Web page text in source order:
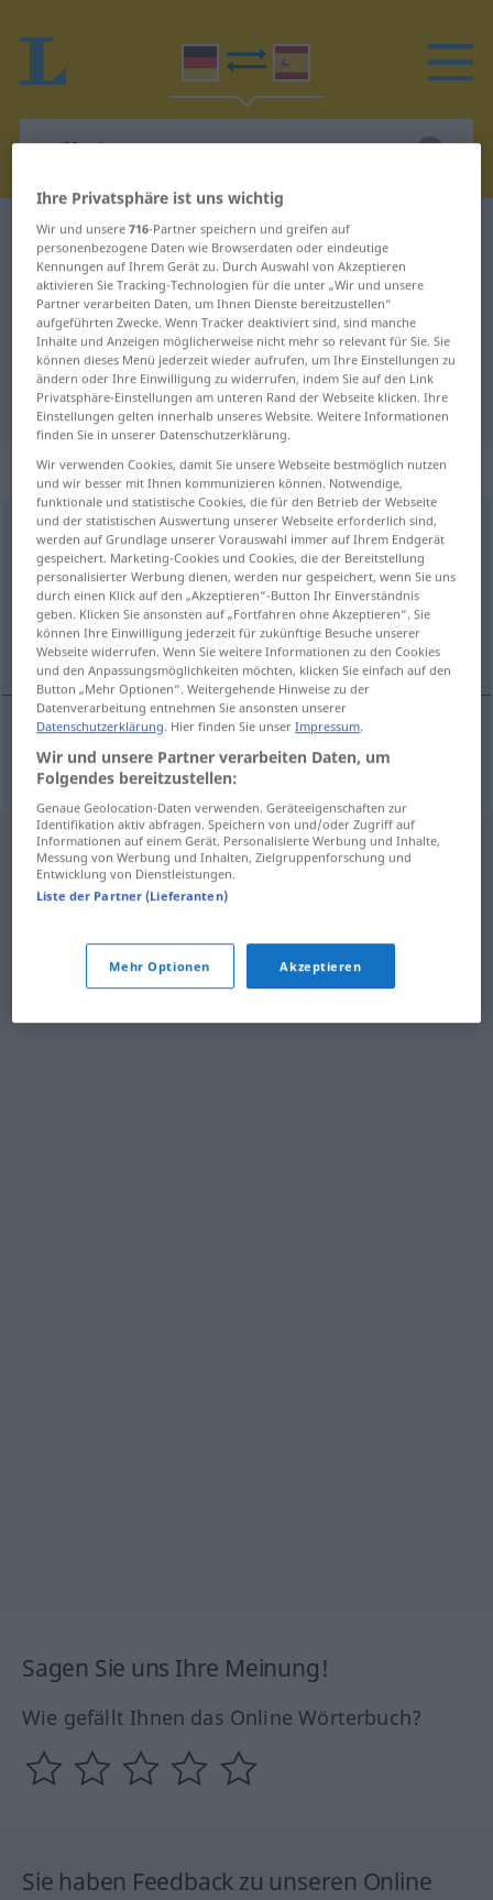
Deutsch-Spanisch Wörterbuch Kaffeekanne
Deutsch-Spanisch Übersetzung für
"Kaffeekanne"
"Kaffeekanne" Spanisch
Übersetzung
„Kaffeekanne“: Femininum
Kaffeekannef <Kaffeekanne;Kaffeekannen>
Übersicht aller Übersetzungen
(Für mehr Details die Übersetzung anklicken/antippen)
cafetera
cafeteraf Kaffeekanne
Sagen Sie uns Ihre Meinung!
Wie gefällt Ihnen das Online Wörterbuch?
Sie haben Feedback zu unseren Online
Ihre Privatsphäre ist uns wichtig
Wir und unsere716-Partner speichern und greifen auf
personenbezogene Daten wie Browserdaten oder eindeutige
Kennungen auf Ihrem Gerät zu. Durch Auswahl von Akzeptieren
aktivieren Sie Tracking-Technologien für die unter „Wir und unsere
Partner verarbeiten Daten, um Ihnen Dienste bereitzustellen“
aufgeführten Zwecke. Wenn Tracker deaktiviert sind, sind manche
Inhalte und Anzeigen möglicherweise nicht mehr so relevant für Sie. Sie
können dieses Menü jederzeit wieder aufrufen, um Ihre Einstellungen zu
ändern oder Ihre Einwilligung zu widerrufen, indem Sie auf den Link
Privatsphäre-Einstellungen am unteren Rand der Webseite klicken. Ihre
Einstellungen gelten innerhalb unseres Website. Weitere Informationen
finden Sie in unserer Datenschutzerklärung.
Wir verwenden Cookies, damit Sie unsere Webseite bestmöglich nutzen
und wir besser mit Ihnen kommunizieren können. Notwendige,
funktionale und statistische Cookies, die für den Betrieb der Webseite
und der statistischen Auswertung unserer Webseite erforderlich sind,
werden auf Grundlage unserer Vorauswahl immer auf Ihrem Endgerät
gespeichert. Marketing-Cookies und Cookies, die der Bereitstellung
personalisierter Werbung dienen, werden nur gespeichert, wenn Sie uns
durch einen Klick auf den „Akzeptieren“-Button Ihr Einverständnis
geben. Klicken Sie ansonsten auf „Fortfahren ohne Akzeptieren“. Sie
können Ihre Einwilligung jederzeit für zukünftige Besuche unserer
Webseite widerrufen. Wenn Sie weitere Informationen zu den Cookies
und den Anpassungsmöglichkeiten möchten, klicken Sie einfach auf den
Button „Mehr Optionen“. Weitergehende Hinweise zu der
Datenverarbeitung entnehmen Sie ansonsten unserer
Datenschutzerklärung. Hier finden Sie unserImpressum.
Wir und unsere Partner verarbeiten Daten, um
Folgendes bereitzustellen:
Genaue Geolocation-Daten verwenden. Geräteeigenschaften zur
Identifikation aktiv abfragen. Speichern von und/oder Zugriff auf
Informationen auf einem Gerät. Personalisierte Werbung und Inhalte,
Messung von Werbung und Inhalten, Zielgruppenforschung und
Entwicklung von Dienstleistungen.
Liste der Partner (Lieferanten)
Mehr Optionen Akzeptieren